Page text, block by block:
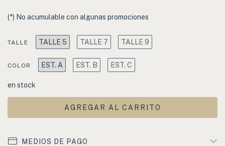
(*) No acumulable con algunas promociones
TALLE TALLE 5 TALLE 7 TALLE 9
COLOR EST. A EST. B EST. C
en stock
MEDIOS DE PAGO